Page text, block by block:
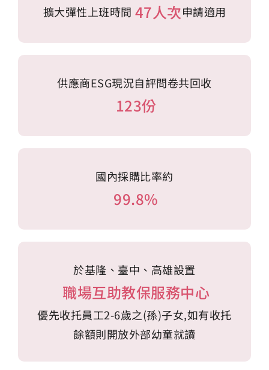
擴大彈性上班時間 47人次申請適用
供應商ESG現況自評問卷共回收
123份
國內採購比率約
99.8%
於基隆、臺中、高雄設置
職場互助教保服務中心
優先收托員工2-6歲之(孫)子女,如有收托
餘額則開放外部幼童就讀